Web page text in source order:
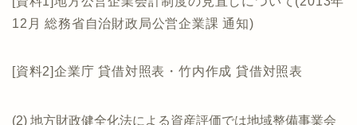
12月 総務省自治財政局公営企業課 通知)
[資料2]企業庁 貸借対照表・竹内作成 貸借対照表
(2) 地方財政健全化法による資産評価では地域整備事業会